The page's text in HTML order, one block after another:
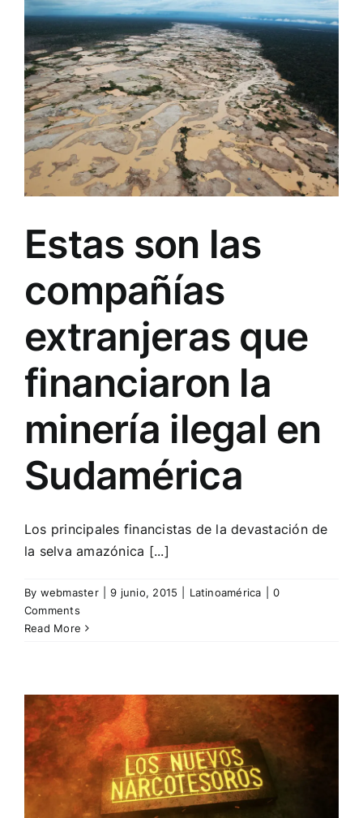
Estas son las
compañías
extranjeras que
financiaron la
minería ilegal en
Sudamérica
Los principales financistas de la devastación de
la selva amazónica [...]
By webmaster 9 junio, 2015 Latinoamérica
0
Comments
Read More